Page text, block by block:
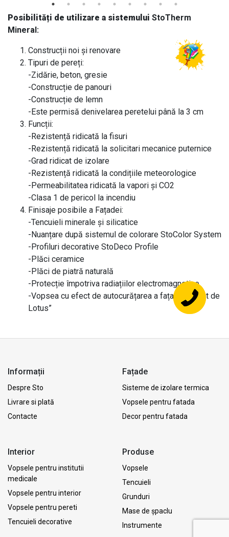
Posibilități de utilizare a sistemului StoTherm
Mineral:
Construcții noi și renovare
Tipuri de pereți:
-Zidărie, beton, gresie
-Construcție de panouri
-Construcție de lemn
-Este permisă denivelarea peretelui până la 3 cm
Funcții:
-Rezistență ridicată la fisuri
-Rezistență ridicată la solicitari mecanice puternice
-Grad ridicat de izolare
-Rezistență ridicată la condițiile meteorologice
-Permeabilitatea ridicată la vapori și CO2
-Clasa 1 de pericol la incendiu
Finisaje posibile a Fațadei:
-Tencuieli minerale și silicatice
-Nuanțare după sistemul de colorare StoColor System
-Profiluri decorative StoDeco Profile
-Plăci ceramice
-Plăci de piatră naturală
-Protecție împotriva radiațiilor electromagnetice
-Vopsea cu efect de autocurățarea a fațadei „Efect de
Lotus”
Informații
Despre Sto
Livrare si plată
Contacte
Fațade
Sisteme de izolare termica
Vopsele pentru fatada
Decor pentru fatada
Interior
Vopsele pentru institutii
medicale
Vopsele pentru interior
Vopsele pentru pereti
Tencuieli decorative
Produse
Vopsele
Tencuieli
Grunduri
Mase de șpaclu
Instrumente